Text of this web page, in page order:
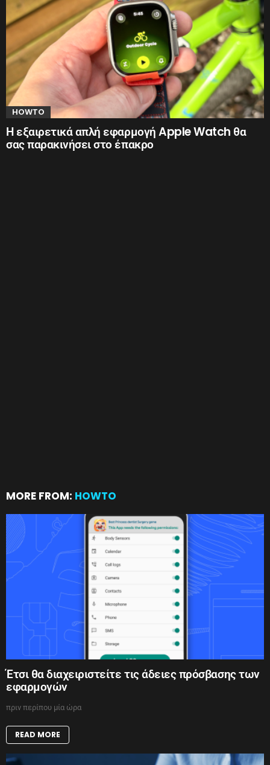
HOWTO
Η εξαιρετικά απλή εφαρμογή Apple Watch θα
σας παρακινήσει στο έπακρο
MORE FROM: HOWTO
Έτσι θα διαχειριστείτε τις άδειες πρόσβασης των
εφαρμογών
πριν περίπου μία ώρα
READ MORE